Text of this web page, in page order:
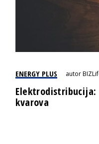
ENERGY PLUS autor
kvarova